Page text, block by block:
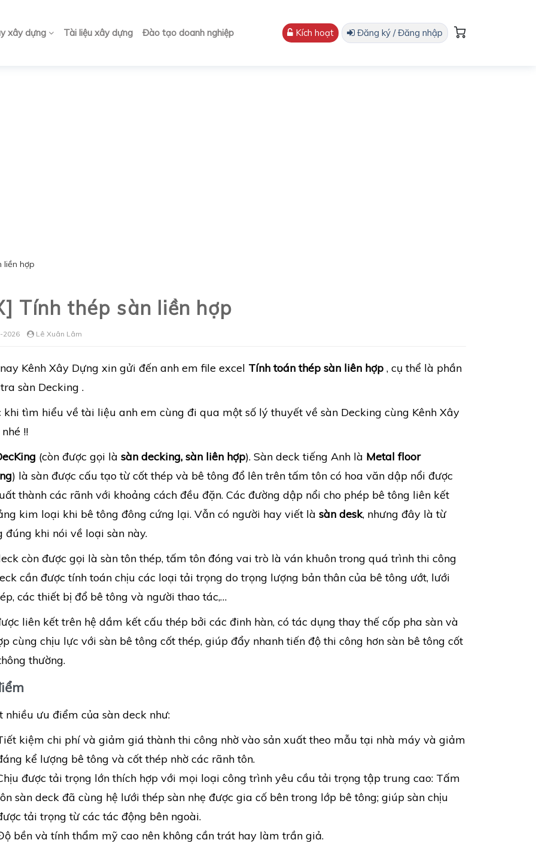
xây dựng Tài liệu xây dựng Đào tạo doanh nghiệp Kích hoạt Đăng ký / Đăng nhập
liền hợp
Tính thép sàn liền hợp
2026 Lê Xuân Lâm
Kênh Xây Dựng xin gửi đến anh em file excel Tính toán thép sàn liên hợp , cụ thể là phần
sàn Decking .
khi tìm hiểu về tài liệu anh em cùng đi qua một số lý thuyết về sàn Decking cùng Kênh Xây
!!
(còn được gọi là sàn decking, sàn liên hợp). Sàn deck tiếng Anh là Metal floor
) là sàn được cấu tạo từ cốt thép và bê tông đổ lên trên tấm tôn có hoa văn dập nổi được
thành các rãnh với khoảng cách đều đặn. Các đường dập nổi cho phép bê tông liên kết
kim loại khi bê tông đông cứng lại. Vẫn có người hay viết là sàn desk, nhưng đây là từ
đúng khi nói về loại sàn này.
còn được gọi là sàn tôn thép, tấm tôn đóng vai trò là ván khuôn trong quá trình thi công
cần được tính toán chịu các loại tải trọng do trọng lượng bản thân của bê tông ướt, lưới
các thiết bị đổ bê tông và người thao tác,…
liên kết trên hệ dầm kết cấu thép bởi các đinh hàn, có tác dụng thay thế cốp pha sàn và
cùng chịu lực với sàn bê tông cốt thép, giúp đẩy nhanh tiến độ thi công hơn sàn bê tông cốt
thường.
nhiều ưu điểm của sàn deck như:
kiệm chi phí và giảm giá thành thi công nhờ vào sản xuất theo mẫu tại nhà máy và giảm
kể lượng bê tông và cốt thép nhờ các rãnh tôn.
được tải trọng lớn thích hợp với mọi loại công trình yêu cầu tải trọng tập trung cao: Tấm
sàn deck đã cùng hệ lưới thép sàn nhẹ được gia cố bên trong lớp bê tông; giúp sàn chịu
tải trọng từ các tác động bên ngoài.
bền và tính thẩm mỹ cao nên không cần trát hay làm trần giả.